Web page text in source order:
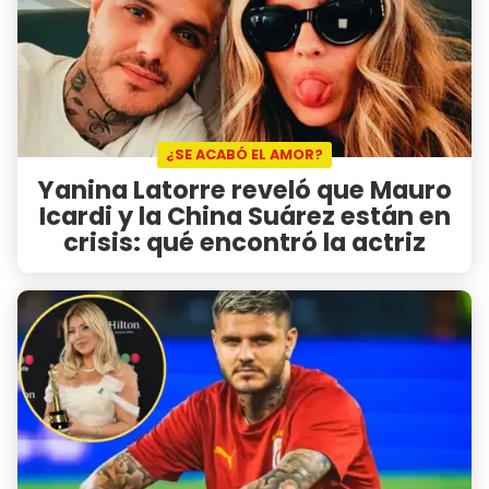
¿SE ACABÓ EL AMOR?
Yanina Latorre reveló que Mauro
Icardi y la China Suárez están en
crisis: qué encontró la actriz